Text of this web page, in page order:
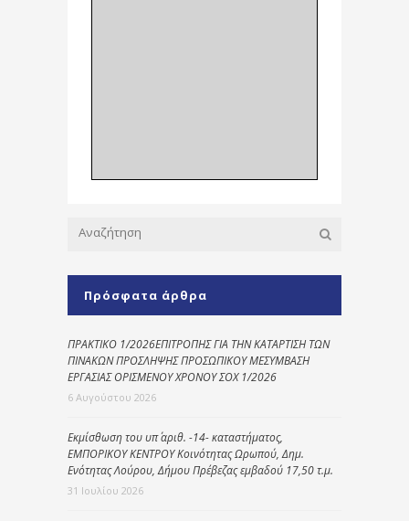
Πρόσφατα άρθρα
ΠΡΑΚΤΙΚΟ 1/2026ΕΠΙΤΡΟΠΗΣ ΓΙΑ ΤΗΝ ΚΑΤΑΡΤΙΣΗ ΤΩΝ
ΠΙΝΑΚΩΝ ΠΡΟΣΛΗΨΗΣ ΠΡΟΣΩΠΙΚΟΥ ΜΕΣΥΜΒΑΣΗ
ΕΡΓΑΣΙΑΣ ΟΡΙΣΜΕΝΟΥ ΧΡΟΝΟΥ ΣΟΧ 1/2026
6 Αυγούστου 2026
Εκμίσθωση του υπ΄ αριθ. -14- καταστήματος,
ΕΜΠΟΡΙΚΟΥ ΚΕΝΤΡΟΥ Κοινότητας Ωρωπού, Δημ.
Ενότητας Λούρου, Δήμου Πρέβεζας εμβαδού 17,50 τ.μ.
31 Ιουλίου 2026